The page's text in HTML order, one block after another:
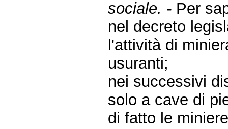
sociale. - Per
nel decreto
l'attività di
usuranti;
nei successivi
solo a cave di
di fatto le